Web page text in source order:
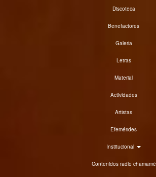
Discoteca
Benefactores
Galeria
Letras
Material
Actividades
Artistas
Efemérides
Institucional
Contenidos radio chamamé